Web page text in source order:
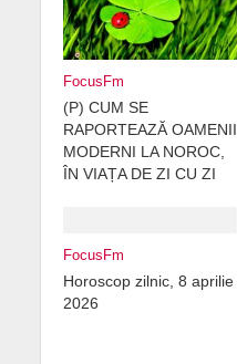
FocusFm
(P) CUM SE
RAPORTEAZĂ OAMENII
MODERNI LA NOROC,
ÎN VIAȚA DE ZI CU ZI
FocusFm
Horoscop zilnic, 8 aprilie
2026